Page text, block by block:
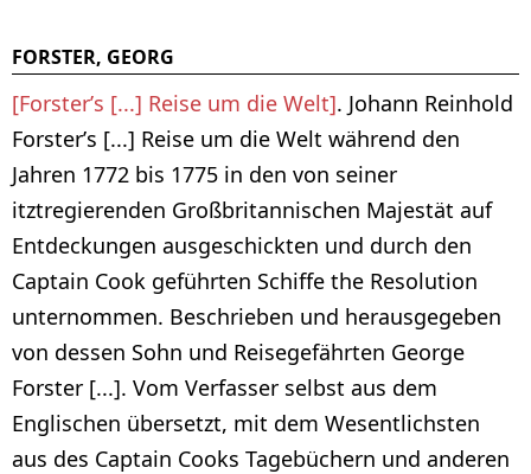
FORSTER, GEORG
[Forster’s [...] Reise um die Welt]. Johann Reinhold
Forster’s [...] Reise um die Welt während den
Jahren 1772 bis 1775 in den von seiner
itztregierenden Großbritannischen Majestät auf
Entdeckungen ausgeschickten und durch den
Captain Cook geführten Schiffe the Resolution
unternommen. Beschrieben und herausgegeben
von dessen Sohn und Reisegefährten George
Forster [...]. Vom Verfasser selbst aus dem
Englischen übersetzt, mit dem Wesentlichsten
aus des Captain Cooks Tagebüchern und anderen